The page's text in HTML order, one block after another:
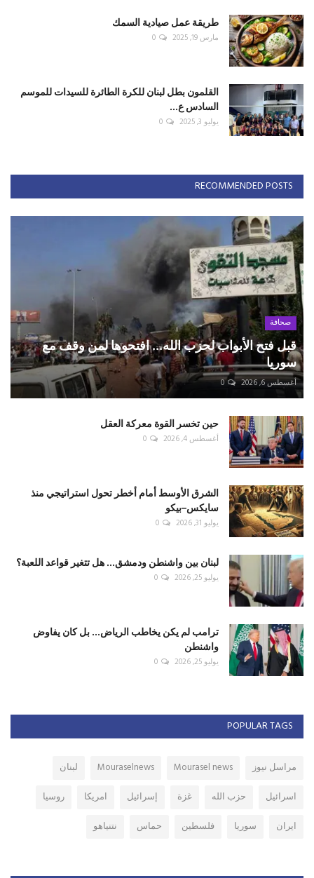
طريقة عمل صيادية السمك
مارس 19, 2025 0
القلمون بطل لبنان للكرة الطائرة للسيدات للموسم
السادس ع...
يوليو 3, 2025 0
RECOMMENDED POSTS
صحافة
قبل فتح الأبواب لحزب الله... افتحوها لمن وقف مع
سوريا
أغسطس 6, 2026 0
حين تخسر القوة معركة العقل
أغسطس 4, 2026 0
الشرق الأوسط أمام أخطر تحول استراتيجي منذ
سايكس–بيكو
يوليو 31, 2026 0
لبنان بين واشنطن ودمشق... هل تتغير قواعد اللعبة؟
يوليو 25, 2026 0
ترامب لم يكن يخاطب الرياض... بل كان يفاوض
واشنطن
يوليو 25, 2026 0
POPULAR TAGS
مراسل نيوز Mourasel news
Mouraselnews
لبنان
اسرائيل
حزب الله غزة إسرائيل امريكا
روسيا
ايران
سوريا فلسطين حماس نتنياهو